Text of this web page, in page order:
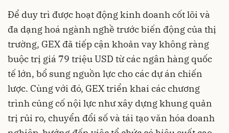
Để duy trì được hoạt động kinh doanh cốt lõi và
đa dạng hoá ngành nghề trước biến động của thị
trường, GEX đã tiếp cận khoản vay không ràng
buộc trị giá 79 triệu USD từ các ngân hàng quốc
tế lớn, bổ sung nguồn lực cho các dự án chiến
lược. Cùng với đó, GEX triển khai các chương
trình củng cố nội lực như xây dựng khung quản
trị rủi ro, chuyển đổi số và tái tạo văn hóa doanh